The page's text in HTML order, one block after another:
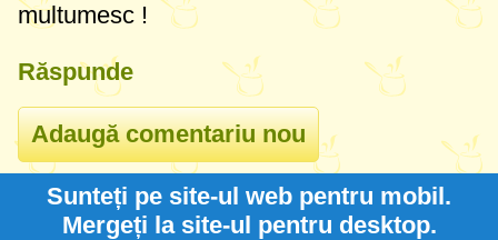
multumesc !
Răspunde
Sunteți pe site-ul web pentru mobil.
Mergeți la site-ul pentru desktop.